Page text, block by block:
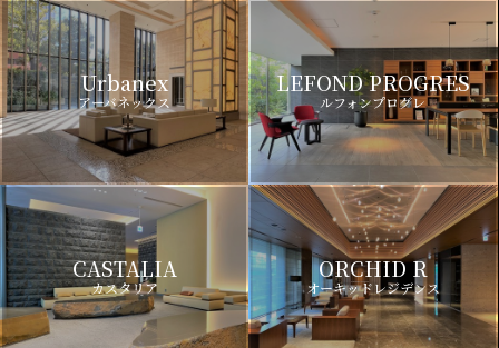
Urbanex
アーバネックス
LEFOND PROGRES
ルフォンプログレ
CASTALIA
カスタリア
ORCHID R
オーキッドレジデンス